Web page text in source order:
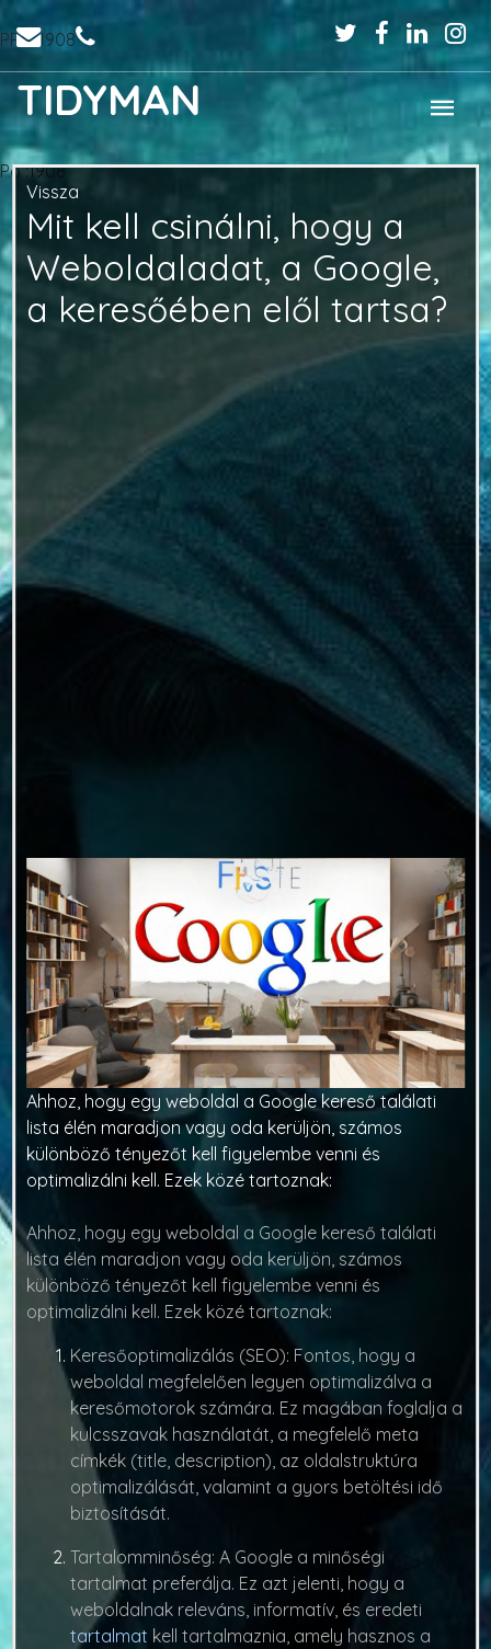
TIDYMAN
PPo :1908
Po :1908
Vissza
Mit kell csinálni, hogy a
Weboldaladat, a Google,
a keresőében elől tartsa?
Ahhoz, hogy egy weboldal a Google kereső találati
lista élén maradjon vagy oda kerüljön, számos
különböző tényezőt kell figyelembe venni és
optimalizálni kell. Ezek közé tartoznak:
Ahhoz, hogy egy weboldal a Google kereső találati
lista élén maradjon vagy oda kerüljön, számos
különböző tényezőt kell figyelembe venni és
optimalizálni kell. Ezek közé tartoznak:
Keresőoptimalizálás (SEO): Fontos, hogy a
weboldal megfelelően legyen optimalizálva a
keresőmotorok számára. Ez magában foglalja a
kulcsszavak használatát, a megfelelő meta
címkék (title, description), az oldalstruktúra
optimalizálását, valamint a gyors betöltési idő
biztosítását.
Tartalomminőség: A Google a minőségi
tartalmat preferálja. Ez azt jelenti, hogy a
weboldalnak releváns, informatív, és eredeti
tartalmat kell tartalmaznia, amely hasznos a